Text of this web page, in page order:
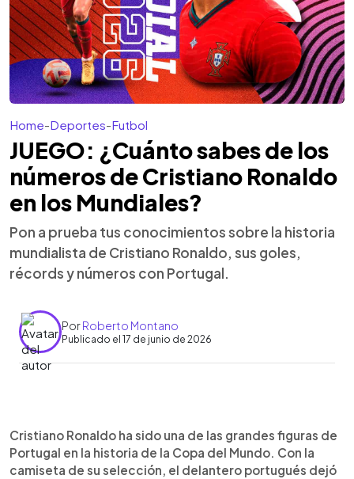
Home-Deportes-Futbol
JUEGO: ¿Cuánto sabes de los
números de Cristiano Ronaldo
en los Mundiales?
Pon a prueba tus conocimientos sobre la historia
mundialista de Cristiano Ronaldo, sus goles,
récords y números con Portugal.
PorRoberto Montano
Publicado el 17 de junio de 2026
Escuchar artículo
Cristiano Ronaldo ha sido una de las grandes figuras de
Portugal en la historia de la Copa del Mundo. Con la
camiseta de su selección, el delantero portugués dejó